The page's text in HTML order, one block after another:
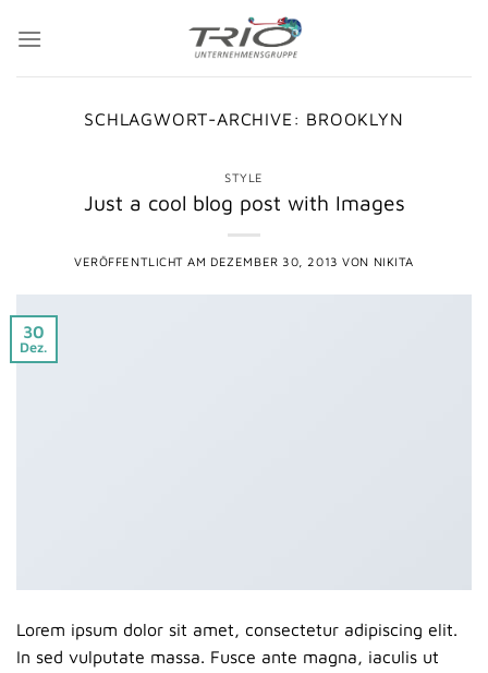
Inhalt
SCHLAGWORT-ARCHIVE: BROOKLYN
STYLE
Just a cool blog post with Images
VERÖFFENTLICHT AM DEZEMBER 30, 2013 VON NIKITA
30
Dez.
Lorem ipsum dolor sit amet, consectetur adipiscing elit.
In sed vulputate massa. Fusce ante magna, iaculis ut